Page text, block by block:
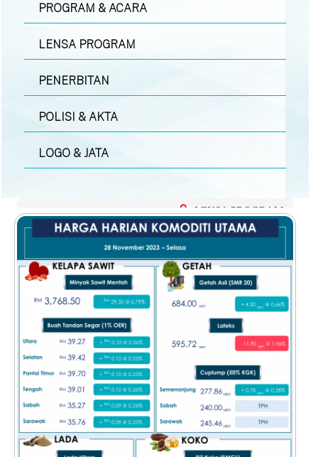
PROGRAM & ACARA
LENSA PROGRAM
PENERBITAN
POLISI & AKTA
LOGO & JATA
LENSA PROGRAM